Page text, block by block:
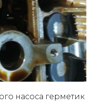
насоса герметик